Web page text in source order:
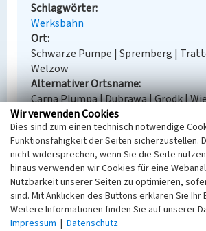
Schlagwörter
Werksbahn
Ort
Schwarze Pumpe | Spremberg |
Welzow
Alternativer Ortsname
Carna Plumpa | Dubrawa | Grodk |
Fachsicht(en)
Denkmalpflege
Erfassungsmaßstab
Keine Angabe
Erfassungsmethode
Übernahme aus externer
Wir verwenden Cookies
Dies sind zum einen technisch notwendige
Funktionsfähigkeit der Seiten sicherzustellen.
nicht widersprechen, wenn Sie die Seite
hinaus verwenden wir Cookies für eine
Nutzbarkeit unserer Seiten zu optimieren,
sind. Mit Anklicken des Buttons erklären Sie Ihr
Weitere Informationen finden Sie auf unserer
Impressum | Datenschutz